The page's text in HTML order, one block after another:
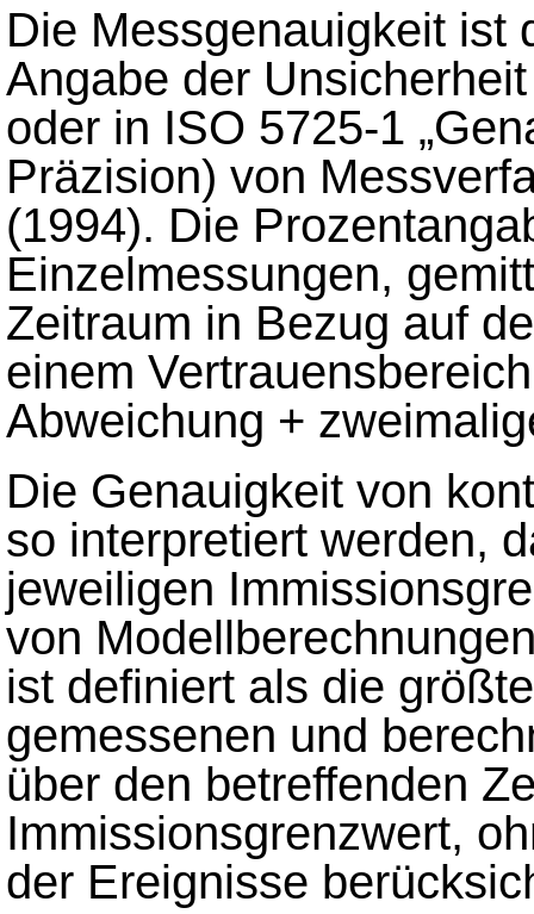
Die Messgenauigkeit ist
Angabe der
oder in ISO 5725-1
Präzision) von
(1994). Die
Einzelmessungen,
Zeitraum in Bezug auf
einem
Abweichung +
Die Genauigkeit von
so interpretiert werden,
jeweiligen
von
ist definiert als die
gemessenen und
über den betreffenden
Immissionsgrenzwert,
der Ereignisse